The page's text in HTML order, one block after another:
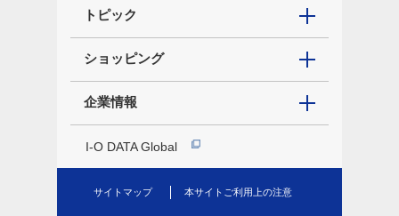
トピック
ショッピング
企業情報
I-O DATA Global
サイトマップ 本サイトご利用上の注意